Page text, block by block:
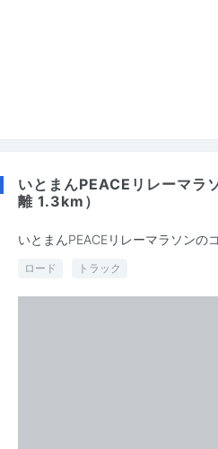
いとまんPEACEリレーマラ
離 1.3km）
いとまんPEACEリレーマラソンの
ロード トラック